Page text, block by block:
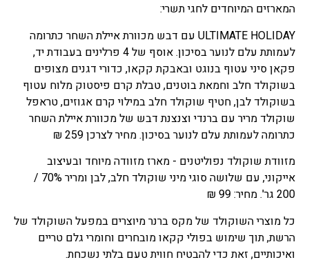
המארזים המיוחדים לחגי תשרי:
ULTIMATE HOLIDAY עם דבש מכוורת איילת השחר כתרומה
לעמותת עלם לנוער בסיכון. אוסף של 4 פרלינים בעבודת יד,
פקאן סיני עטוף בנוגט ובאבקת קקאו, כדורי דגנים מצופים
בשוקולד חלב וחמאת בוטנים, טבלת קרם פיסטוק מלוח עטוף
בשוקולד לבן, חטיף שוקולד חלב במילוי קרם אגוזים, טראפל
שוקולד מריר עם ברנדי וצנצנת דבש של מכוורת איילת השחר
כתרומה לעמותת עלם לנוער בסיכון. מחיר לצרכן 259 ₪
מזוודת שוקולד נפוליטנים - מארז מזוודה מיוחד ובעיצוב
אייקוני, עם שלושה סוגי מיני שוקולד חלב, לבן ומריר 70% /
200 גר'. מחיר: 99 ₪
כל מוצרי השוקולד של מקס ברנר מיוצרים במפעל השוקולד של
הרשת, תוך שימוש בפולי קקאו מובחרים וחומרי גלם טריים
ואיכותיים, זאת כדי להבטיח חווית טעם בלתי נשכחת.